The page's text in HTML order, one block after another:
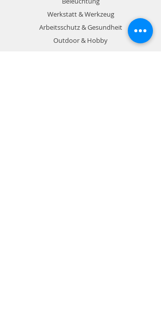
Werkstatt & Werkzeug
Arbeitsschutz & Gesundheit
Outdoor & Hobby